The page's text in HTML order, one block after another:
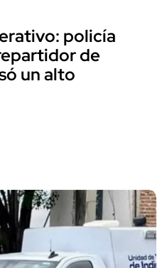
policía
de
un alto